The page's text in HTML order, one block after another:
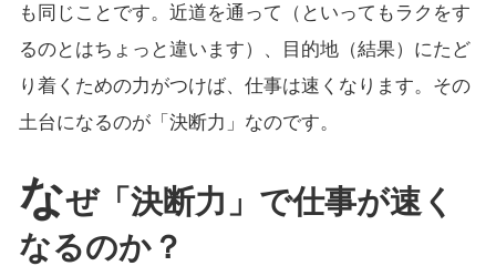
も同じことです。近道を通って（といってもラクをす
るのとはちょっと違います）、目的地（結果）にたど
り着くための力がつけば、仕事は速くなります。その
土台になるのが「決断力」なのです。
なぜ「決断力」で仕事が速く
なるのか？